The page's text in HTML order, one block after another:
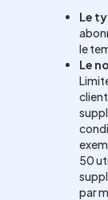
Le
le
Le
50
par